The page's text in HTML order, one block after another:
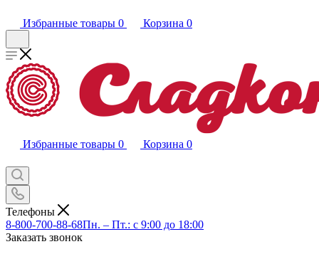
Избранные товары 0 Корзина 0
Избранные товары 0 Корзина 0
Телефоны
8-800-700-88-68Пн. – Пт.: с 9:00 до 18:00
Заказать звонок